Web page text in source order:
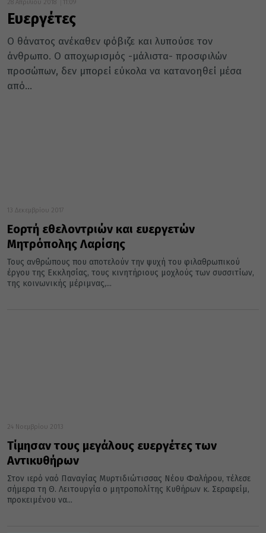
28 Απριλίου 2018 11:09
Ευεργέτες
Ο θάνατος ανέκαθεν φόβιζε και λυπούσε τον
άνθρωπο. Ο αποχωρισμός -μάλιστα- προσφιλών
προσώπων, δεν μπορεί εύκολα να κατανοηθεί μέσα
από...
13 Δεκεμβρίου 2017
Εορτή εθελοντριών και ευεργετών
Μητρόπολης Λαρίσης
Τους ανθρώπους που αποτελούν την ψυχή του φιλαθρωπικού
έργου της Εκκλησίας, τους κινητήριους μοχλούς των συσσιτίων,
της κοινωνικής μέριμνας,...
24 Νοεμβρίου 2013
Τίμησαν τους μεγάλους ευεργέτες των
Αντικυθήρων
Στον ιερό ναό Παναγίας Μυρτιδιώτισσας Νέου Φαλήρου, τέλεσε
σήμερα τη Θ. Λειτουργία ο μητροπολίτης Κυθήρων κ. Σεραφείμ,
προκειμένου να...